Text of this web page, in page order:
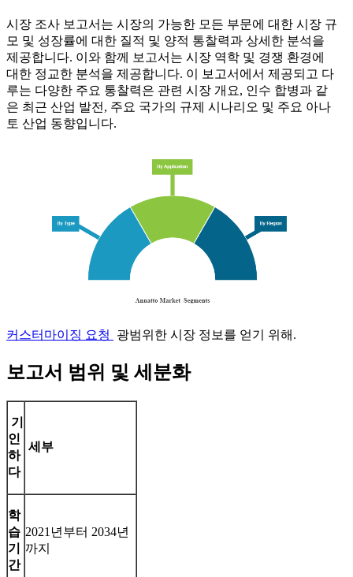
시장 조사 보고서는 시장의 가능한 모든 부문에 대한 시장 규
모 및 성장률에 대한 질적 및 양적 통찰력과 상세한 분석을
제공합니다. 이와 함께 보고서는 시장 역학 및 경쟁 환경에
대한 정교한 분석을 제공합니다. 이 보고서에서 제공되고 다
루는 다양한 주요 통찰력은 관련 시장 개요, 인수 합병과 같
은 최근 산업 발전, 주요 국가의 규제 시나리오 및 주요 아나
토 산업 동향입니다.
커스터마이징 요청 광범위한 시장 정보를 얻기 위해.
보고서 범위 및 세분화
기
인
하
다
세부
학
습
기
간
2021년부터 2034년
까지